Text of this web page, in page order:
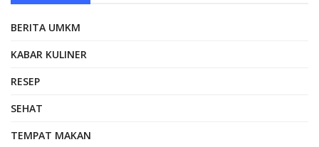
BERITA UMKM
KABAR KULINER
RESEP
SEHAT
TEMPAT MAKAN